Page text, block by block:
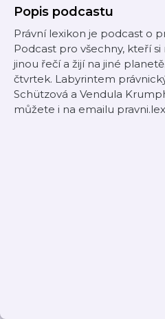
Popis podcastu
Právní lexikon je podcast o
Podcast pro všechny, kteří
jinou řečí a žijí na jiné
čtvrtek. Labyrintem
Schützová a Vendula
můžete i na emailu